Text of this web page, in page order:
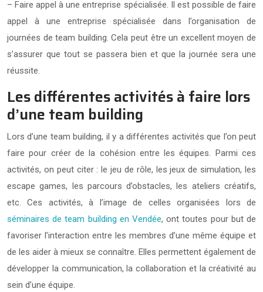
– Faire appel à une entreprise spécialisée. Il est possible de faire
appel à une entreprise spécialisée dans l’organisation de
journées de team building. Cela peut être un excellent moyen de
s’assurer que tout se passera bien et que la journée sera une
réussite.
Les différentes activités à faire lors
d’une team building
Lors d’une team building, il y a différentes activités que l’on peut
faire pour créer de la cohésion entre les équipes. Parmi ces
activités, on peut citer : le jeu de rôle, les jeux de simulation, les
escape games, les parcours d’obstacles, les ateliers créatifs,
etc. Ces activités, à l’image de celles organisées lors de
séminaires de team building en Vendée, ont toutes pour but de
favoriser l’interaction entre les membres d’une même équipe et
de les aider à mieux se connaître. Elles permettent également de
développer la communication, la collaboration et la créativité au
sein d’une équipe.